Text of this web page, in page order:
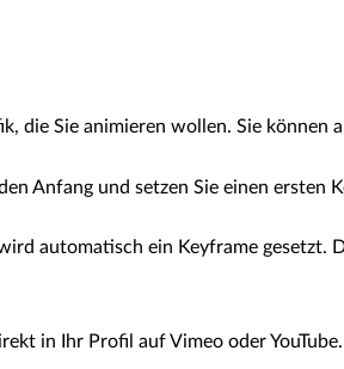
die Sie animieren wollen. Sie können
Anfang und setzen Sie einen ersten
automatisch ein Keyframe gesetzt.
in Ihr Profil auf Vimeo oder YouTube.